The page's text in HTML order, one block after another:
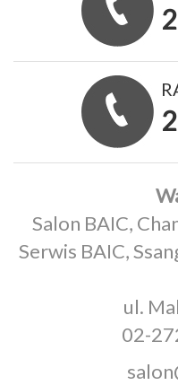
Salon BAIC,
Serwis BAIC,
ul.
02-